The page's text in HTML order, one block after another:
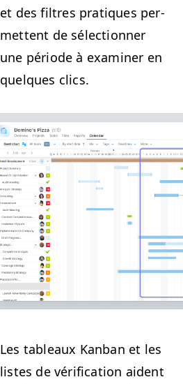
et des fil­tres pra­tiques per­
me­t­tent de sélec­tion­ner
une péri­ode à exam­in­er en
quelques clics.
Les tableaux Kan­ban et les
listes de véri­fi­ca­tion aident